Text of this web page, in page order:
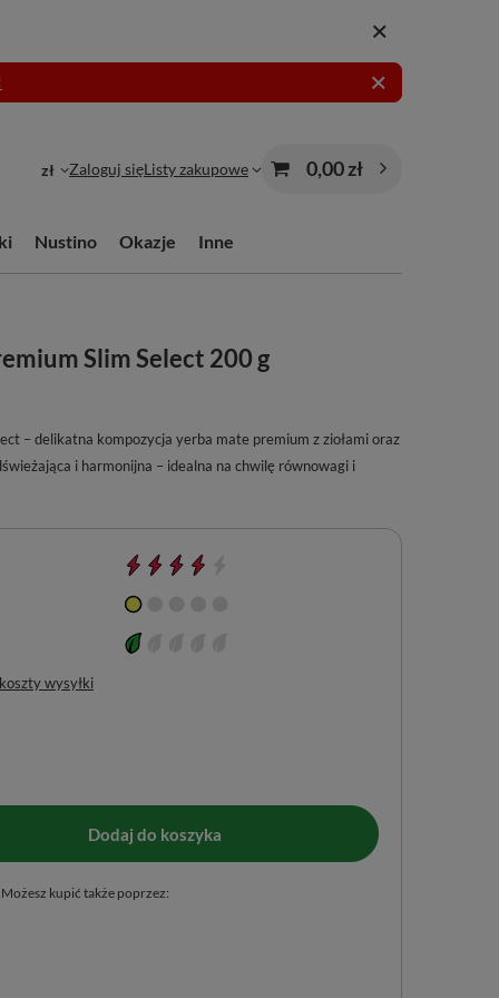
zł Zaloguj sięListy zakupowe 0,00 zł
Nustino Okazje Inne
Slim Select 200 g
– delikatna kompozycja yerba mate premium z ziołami oraz
i harmonijna – idealna na chwilę równowagi i
wysyłki
Dodaj do koszyka
Możesz kupić także poprzez: